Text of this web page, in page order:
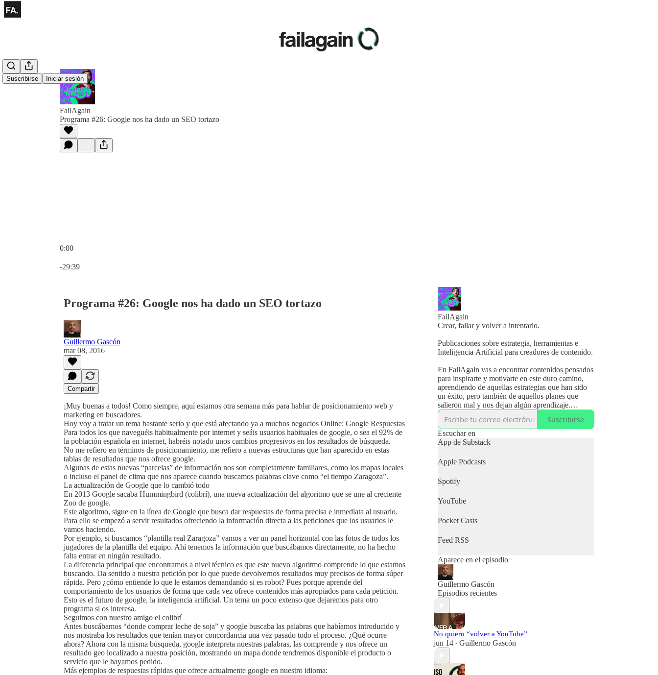
Suscribirse Iniciar sesión
FailAgain
Programa #26: Google nos ha dado un SEO tortazo
0:00
-29:39
Programa #26: Google nos ha dado un SEO tortazo
Guillermo Gascón
mar 08, 2016
Compartir
¡Muy buenas a todos! Como siempre, aquí estamos otra semana más para hablar de posicionamiento web y
marketing en buscadores.
Hoy voy a tratar un tema bastante serio y que está afectando ya a muchos negocios Online: Google Respuestas
Para todos los que naveguéis habitualmente por internet y seáis usuarios habituales de google, o sea el 92% de
la población española en internet, habréis notado unos cambios progresivos en los resultados de búsqueda.
No me refiero en términos de posicionamiento, me refiero a nuevas estructuras que han aparecido en estas
tablas de resultados que nos ofrece google.
Algunas de estas nuevas “parcelas” de información nos son completamente familiares, como los mapas locales
o incluso el panel de clima que nos aparece cuando buscamos palabras clave como “el tiempo Zaragoza”.
La actualización de Google que lo cambió todo
En 2013 Google sacaba Hummingbird (colibrí), una nueva actualización del algoritmo que se une al creciente
Zoo de google.
Este algoritmo, sigue en la línea de Google que busca dar respuestas de forma precisa e inmediata al usuario.
Para ello se empezó a servir resultados ofreciendo la información directa a las peticiones que los usuarios le
vamos haciendo.
Por ejemplo, si buscamos “plantilla real Zaragoza” vamos a ver un panel horizontal con las fotos de todos los
jugadores de la plantilla del equipo. Ahí tenemos la información que buscábamos directamente, no ha hecho
falta entrar en ningún resultado.
La diferencia principal que encontramos a nivel técnico es que este nuevo algoritmo comprende lo que estamos
buscando. Da sentido a nuestra petición por lo que puede devolvernos resultados muy precisos de forma súper
rápida. Pero ¿cómo entiende lo que le estamos demandando si es robot? Pues porque aprende del
comportamiento de los usuarios de forma que cada vez ofrece contenidos más apropiados para cada petición.
Esto es el futuro de google, la inteligencia artificial. Un tema un poco extenso que dejaremos para otro
programa si os interesa.
Seguimos con nuestro amigo el colibrí
Antes buscábamos “donde comprar leche de soja” y google buscaba las palabras que habíamos introducido y
nos mostraba los resultados que tenían mayor concordancia una vez pasado todo el proceso. ¿Qué ocurre
ahora? Ahora con la misma búsqueda, google interpreta nuestras palabras, las comprende y nos ofrece un
resultado geo localizado a nuestra posición, mostrando un mapa donde tendremos disponible el producto o
servicio que le hayamos pedido.
Más ejemplos de respuestas rápidas que ofrece actualmente google en nuestro idioma:
FailAgain
Crear, fallar y volver a intentarlo.
Publicaciones sobre estrategia, herramientas e
Inteligencia Artificial para creadores de contenido.
En FailAgain vas a encontrar contenidos pensados
para inspirarte y motivarte en este duro camino,
aprendiendo de aquellas estrategias que han sido
un éxito, pero también de aquellos planes que
salieron mal y nos dejan algún aprendizaje.
Si tienes un blog, podcast, newsletter, canal de
YouTube... o cualquier otro tipo de canal donde
creas contenido, este podcast es lo que necesitas.
#seo #newsletters #youtube #podcast
Suscribirse
Escuchar en
App de Substack
Apple Podcasts
Spotify
YouTube
Pocket Casts
Feed RSS
Aparece en el episodio
Guillermo Gascón
Episodios recientes
No quiero “volver a YouTube”
jun 14 • Guillermo Gascón